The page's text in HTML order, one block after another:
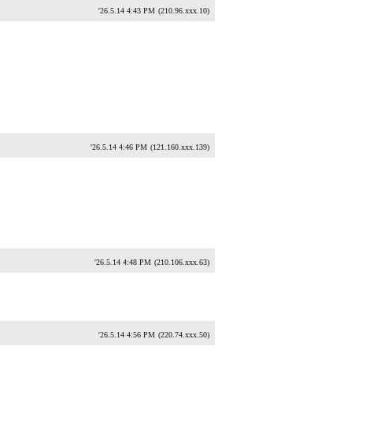
'26.5.14 4:43 PM (210.96.xxx.10)
'26.5.14 4:46 PM (121.160.xxx.139)
'26.5.14 4:48 PM (210.106.xxx.63)
'26.5.14 4:56 PM (220.74.xxx.50)